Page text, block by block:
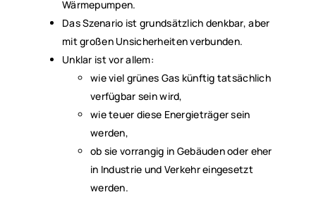
Wärmepumpen.
Das Szenario ist grundsätzlich denkbar, aber
mit großen Unsicherheiten verbunden.
Unklar ist vor allem:
wie viel grünes Gas künftig tatsächlich
verfügbar sein wird,
wie teuer diese Energieträger sein
werden,
ob sie vorrangig in Gebäuden oder eher
in Industrie und Verkehr eingesetzt
werden.